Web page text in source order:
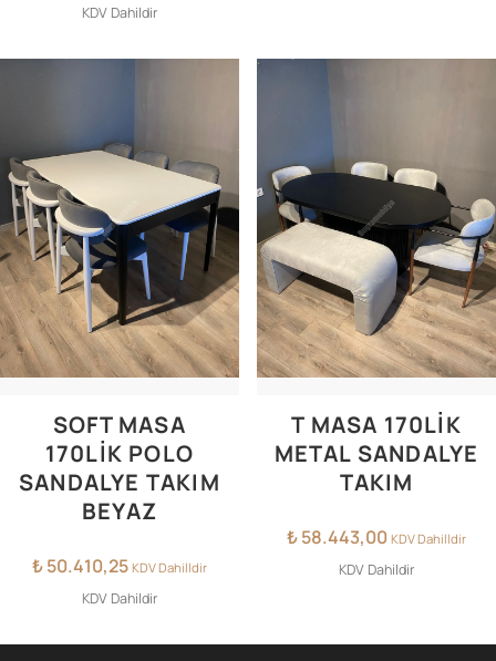
KDV Dahildir
SOFT MASA
170LIK POLO
SANDALYE TAKIM
BEYAZ
₺50.410,25 KDV Dahilldir
KDV Dahildir
T MASA 170LIK
METAL SANDALYE
TAKIM
₺58.443,00 KDV Dahilldir
KDV Dahildir